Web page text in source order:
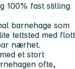
100% fast stilling
barnehage som
tettsted med flott
nærhet.
et stort
ofte,